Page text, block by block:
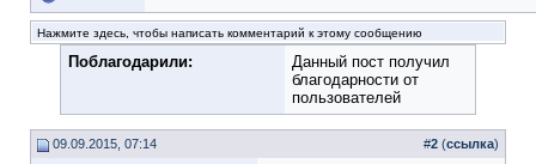
Нажмите здесь, чтобы написать комментарий к этому сообщению
Поблагодарили:
Данный пост получил
благодарности от
пользователей
09.09.2015, 07:14 #2 (ссылка)